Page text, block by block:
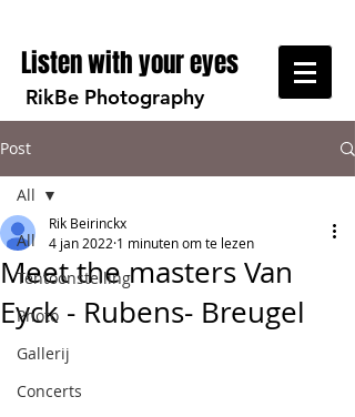
Listen with your eyes
RikBe Photography
Post
All
Tentoonstelling
Photo
Gallerij
Concerts
All
Meet the masters Van
Eyck - Rubens- Breugel
Rik Beirinckx
4 jan 2022 1 minuten om te lezen